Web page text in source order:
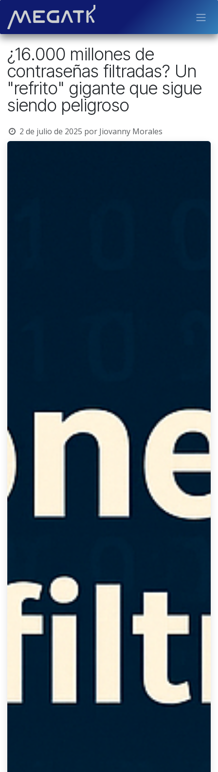
¿16.000 millones de
contraseñas filtradas? Un
"refrito" gigante que sigue
siendo peligroso
2 de julio de 2025 por Jiovanny Morales